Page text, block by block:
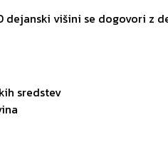
dejanski višini se dogovori z
sredstev